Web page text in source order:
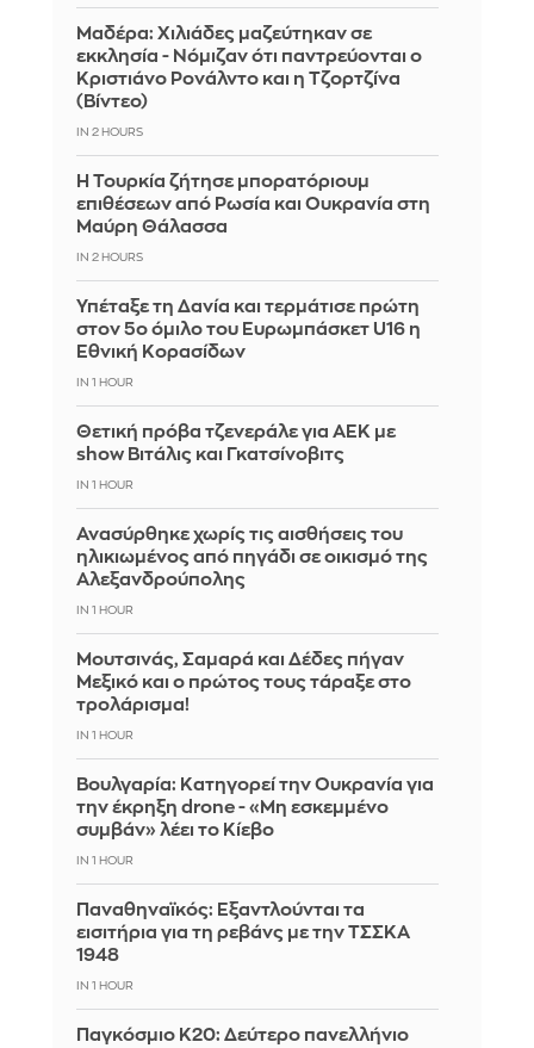
Μαδέρα: Χιλιάδες μαζεύτηκαν σε
εκκλησία - Νόμιζαν ότι παντρεύονται ο
Κριστιάνο Ρονάλντο και η Τζορτζίνα
(Βίντεο)
IN 2 HOURS
Η Τουρκία ζήτησε μπορατόριουμ
επιθέσεων από Ρωσία και Ουκρανία στη
Μαύρη Θάλασσα
IN 2 HOURS
Υπέταξε τη Δανία και τερμάτισε πρώτη
στον 5ο όμιλο του Ευρωμπάσκετ U16 η
Εθνική Κορασίδων
IN 1 HOUR
Θετική πρόβα τζενεράλε για ΑΕΚ με
show Βιτάλις και Γκατσίνοβιτς
IN 1 HOUR
Ανασύρθηκε χωρίς τις αισθήσεις του
ηλικιωμένος από πηγάδι σε οικισμό της
Αλεξανδρούπολης
IN 1 HOUR
Μουτσινάς, Σαμαρά και Δέδες πήγαν
Μεξικό και ο πρώτος τους τάραξε στο
τρολάρισμα!
IN 1 HOUR
Βουλγαρία: Κατηγορεί την Ουκρανία για
την έκρηξη drone - «Μη εσκεμμένο
συμβάν» λέει το Κίεβο
IN 1 HOUR
Παναθηναϊκός: Εξαντλούνται τα
εισιτήρια για τη ρεβάνς με την ΤΣΣΚΑ
1948
IN 1 HOUR
Παγκόσμιο Κ20: Δεύτερο πανελλήνιο